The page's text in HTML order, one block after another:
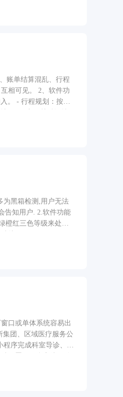
账单结算混乱、行程
2、软件功
。 - 行程规划：按天
为黑箱检测,用户无法
告知用户. 2.软件功能
橙红三色等级来处理
口或单体系统容易出
团、区域医疗服务公
程序完成科室导诊、医